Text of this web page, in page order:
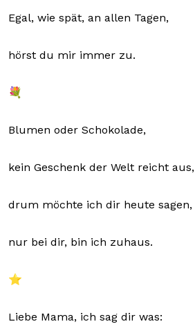
Egal, wie spät, an allen Tagen,
hörst du mir immer zu.
💐
Blumen oder Schokolade,
kein Geschenk der Welt reicht aus,
drum möchte ich dir heute sagen,
nur bei dir, bin ich zuhaus.
⭐
Liebe Mama, ich sag dir was: